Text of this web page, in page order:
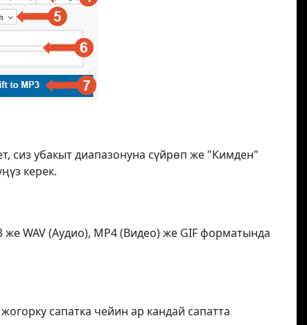
сиз убакыт диапазонуна сүйрөп же "Кимден"
керек.
WAV (Аудио), MP4 (Видео) же GIF форматында
сапатка чейин ар кандай сапатта